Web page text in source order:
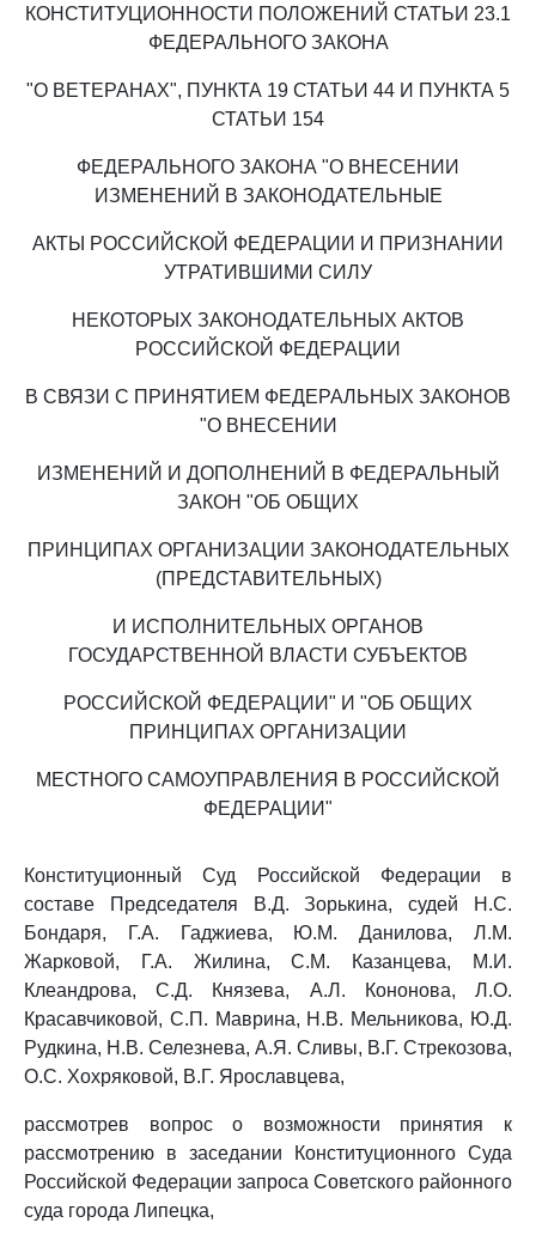
КОНСТИТУЦИОННОСТИ ПОЛОЖЕНИЙ СТАТЬИ 23.1
ФЕДЕРАЛЬНОГО ЗАКОНА
"О ВЕТЕРАНАХ", ПУНКТА 19 СТАТЬИ 44 И ПУНКТА 5
СТАТЬИ 154
ФЕДЕРАЛЬНОГО ЗАКОНА "О ВНЕСЕНИИ
ИЗМЕНЕНИЙ В ЗАКОНОДАТЕЛЬНЫЕ
АКТЫ РОССИЙСКОЙ ФЕДЕРАЦИИ И ПРИЗНАНИИ
УТРАТИВШИМИ СИЛУ
НЕКОТОРЫХ ЗАКОНОДАТЕЛЬНЫХ АКТОВ
РОССИЙСКОЙ ФЕДЕРАЦИИ
В СВЯЗИ С ПРИНЯТИЕМ ФЕДЕРАЛЬНЫХ ЗАКОНОВ
"О ВНЕСЕНИИ
ИЗМЕНЕНИЙ И ДОПОЛНЕНИЙ В ФЕДЕРАЛЬНЫЙ
ЗАКОН "ОБ ОБЩИХ
ПРИНЦИПАХ ОРГАНИЗАЦИИ ЗАКОНОДАТЕЛЬНЫХ
(ПРЕДСТАВИТЕЛЬНЫХ)
И ИСПОЛНИТЕЛЬНЫХ ОРГАНОВ
ГОСУДАРСТВЕННОЙ ВЛАСТИ СУБЪЕКТОВ
РОССИЙСКОЙ ФЕДЕРАЦИИ" И "ОБ ОБЩИХ
ПРИНЦИПАХ ОРГАНИЗАЦИИ
МЕСТНОГО САМОУПРАВЛЕНИЯ В РОССИЙСКОЙ
ФЕДЕРАЦИИ"
Конституционный Суд Российской Федерации в
составе Председателя В.Д. Зорькина, судей Н.С.
Бондаря, Г.А. Гаджиева, Ю.М. Данилова, Л.М.
Жарковой, Г.А. Жилина, С.М. Казанцева, М.И.
Клеандрова, С.Д. Князева, А.Л. Кононова, Л.О.
Красавчиковой, С.П. Маврина, Н.В. Мельникова, Ю.Д.
Рудкина, Н.В. Селезнева, А.Я. Сливы, В.Г. Стрекозова,
О.С. Хохряковой, В.Г. Ярославцева,
рассмотрев вопрос о возможности принятия к
рассмотрению в заседании Конституционного Суда
Российской Федерации запроса Советского районного
суда города Липецка,